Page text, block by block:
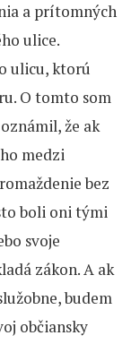
a prítomných
ulice.
ulicu, ktorú
O tomto som
že ak
medzi
bez
boli oni tými
svoje
zákon. A ak
budem
občiansky